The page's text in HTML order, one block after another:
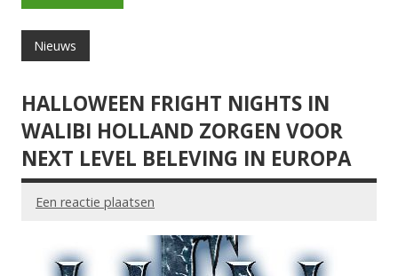
Nieuws
HALLOWEEN FRIGHT NIGHTS IN
WALIBI HOLLAND ZORGEN VOOR
NEXT LEVEL BELEVING IN EUROPA
Een reactie plaatsen